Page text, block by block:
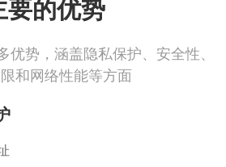
要的优势
势，涵盖隐私保护、安全性、
和网络性能等方面